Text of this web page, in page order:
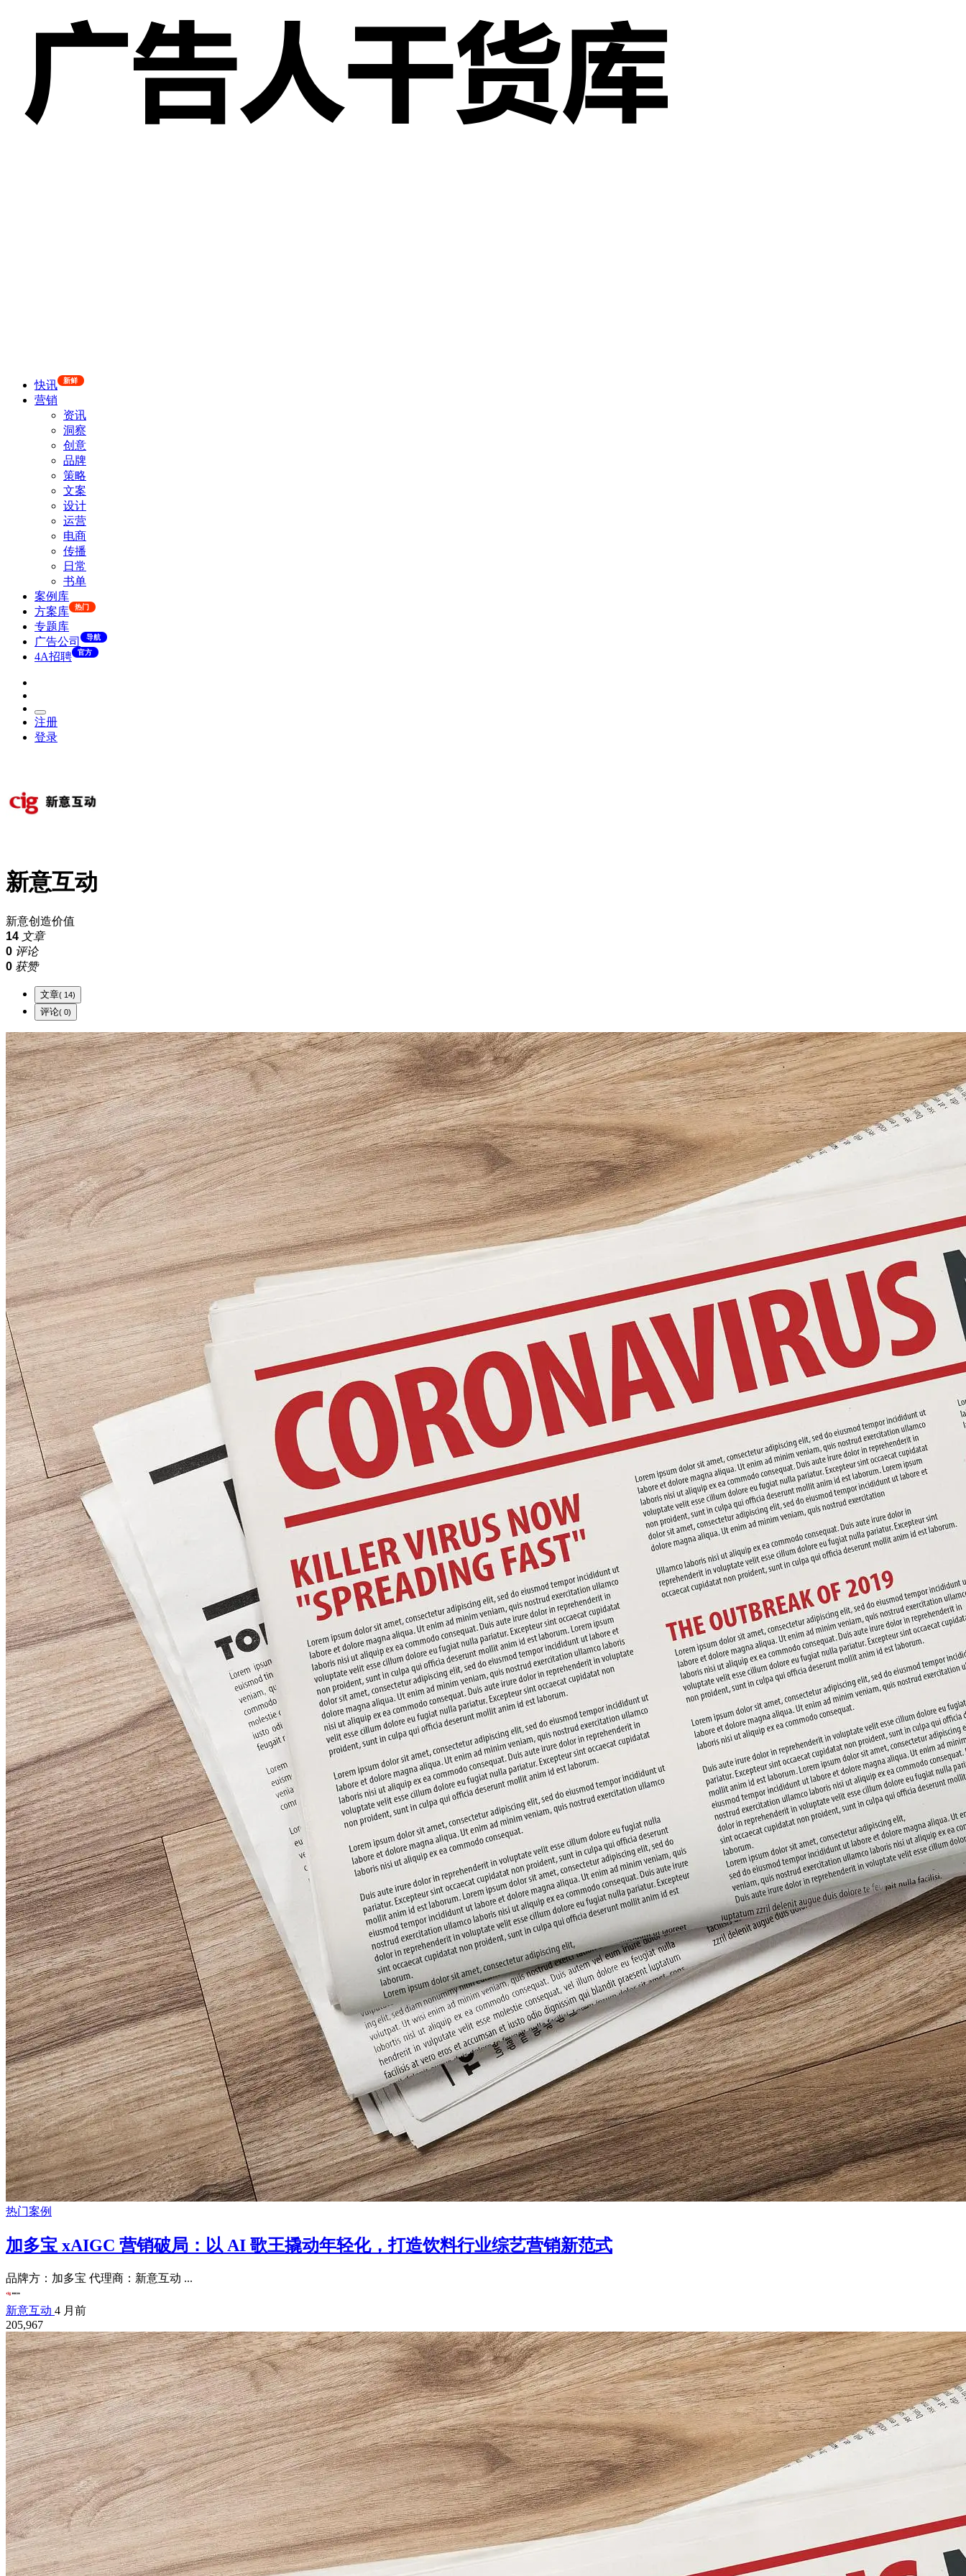
快讯 新鲜
营销
资讯
洞察
创意
品牌
策略
文案
设计
运营
电商
传播
日常
书单
案例库
方案库
热门
专题库
广告公司
导航
4A招聘 官方
注册
登录
新意互动
新意创造价值
14 文章
0 评论
0 获赞
文章 ( 14)
评论 ( 0)
热门案例
加多宝 xAIGC 营销破局：以 AI 歌王撬动年轻化，打造饮料行业综艺营销新范式
品牌方：加多宝 代理商：新意互动 ...
新意互动 4 月前
205,967